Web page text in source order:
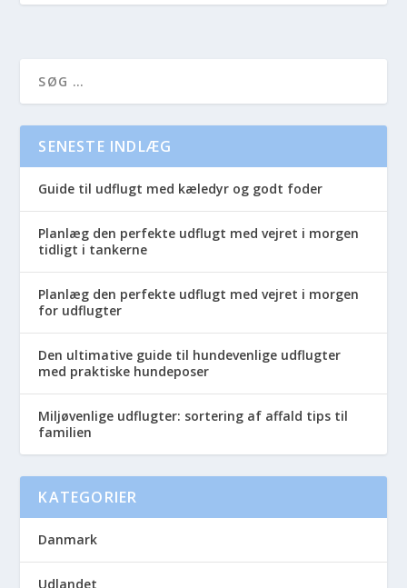
SENESTE INDLÆG
Guide til udflugt med kæledyr og godt foder
Planlæg den perfekte udflugt med vejret i morgen
tidligt i tankerne
Planlæg den perfekte udflugt med vejret i morgen
for udflugter
Den ultimative guide til hundevenlige udflugter
med praktiske hundeposer
Miljøvenlige udflugter: sortering af affald tips til
familien
KATEGORIER
Danmark
Udlandet